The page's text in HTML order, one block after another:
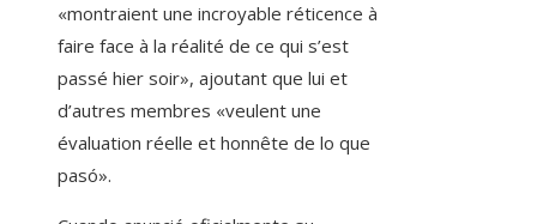
«montraient une incroyable réticence à
faire face à la réalité de ce qui s’est
passé hier soir», ajoutant que lui et
d’autres membres «veulent une
évaluation réelle et honnête de lo que
pasó».